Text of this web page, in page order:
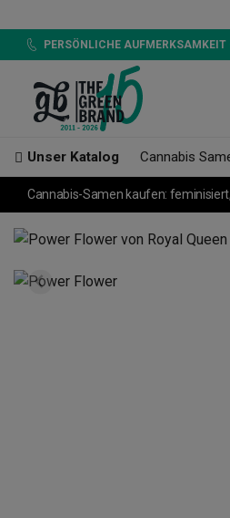
PERSÖNLICHE
Unser Katalog Cannabis
Cannabis-Samen kaufen: